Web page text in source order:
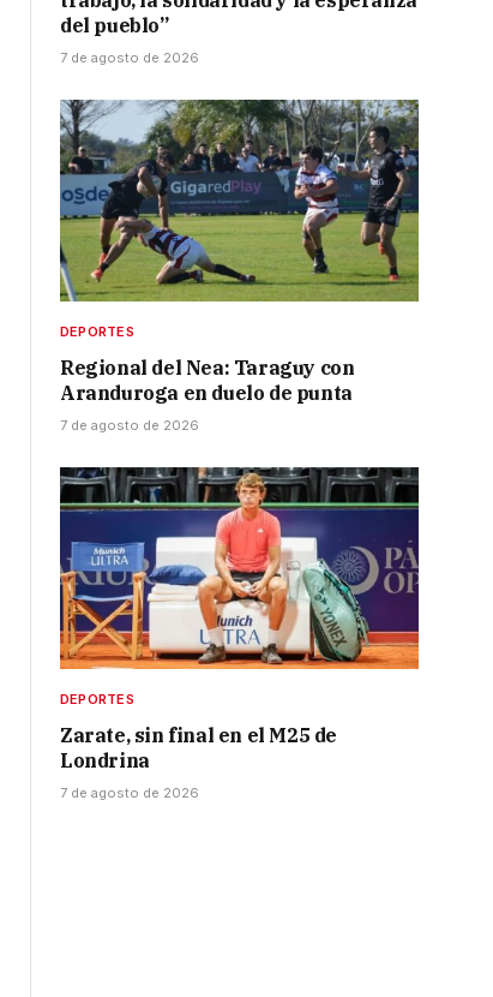
del pueblo”
7 de agosto de 2026
DEPORTES
Regional del Nea: Taraguy con
Aranduroga en duelo de punta
7 de agosto de 2026
DEPORTES
Zarate, sin final en el M25 de
Londrina
7 de agosto de 2026